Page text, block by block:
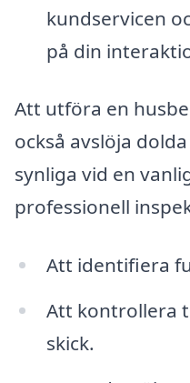
kundservicen
på din
Att utföra en
också avslöja
synliga vid en
professionell
Att identifiera
Att kontrollera
skick.